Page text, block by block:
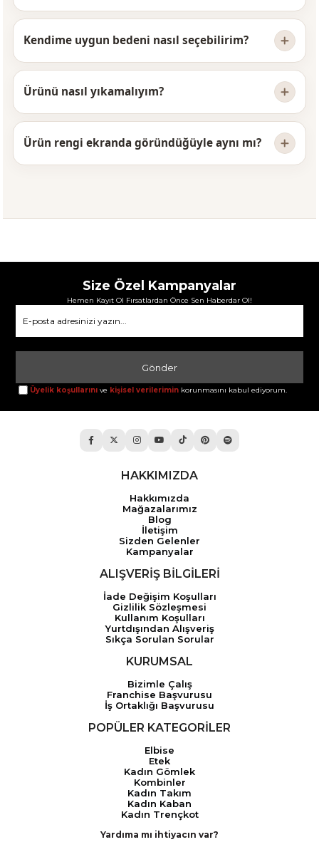
Kendime uygun bedeni nasıl seçebilirim?
Ürünü nasıl yıkamalıyım?
Ürün rengi ekranda göründüğüyle aynı mı?
Size Özel Kampanyalar
Hemen Kayıt Ol Fırsatlardan Önce Sen Haberdar Ol!
Gönder
Üyelik koşullarını ve kişisel verilerimin korunmasını kabul ediyorum.
HAKKIMIZDA
Hakkımızda
Mağazalarımız
Blog
İletişim
Sizden Gelenler
Kampanyalar
ALIŞVERİŞ BİLGİLERİ
İade Değişim Koşulları
Gizlilik Sözleşmesi
Kullanım Koşulları
Yurtdışından Alışveriş
Sıkça Sorulan Sorular
KURUMSAL
Bizimle Çalış
Franchise Başvurusu
İş Ortaklığı Başvurusu
POPÜLER KATEGORİLER
Elbise
Etek
Kadın Gömlek
Kombinler
Kadın Takım
Kadın Kaban
Kadın Trençkot
Yardıma mı ihtiyacın var?